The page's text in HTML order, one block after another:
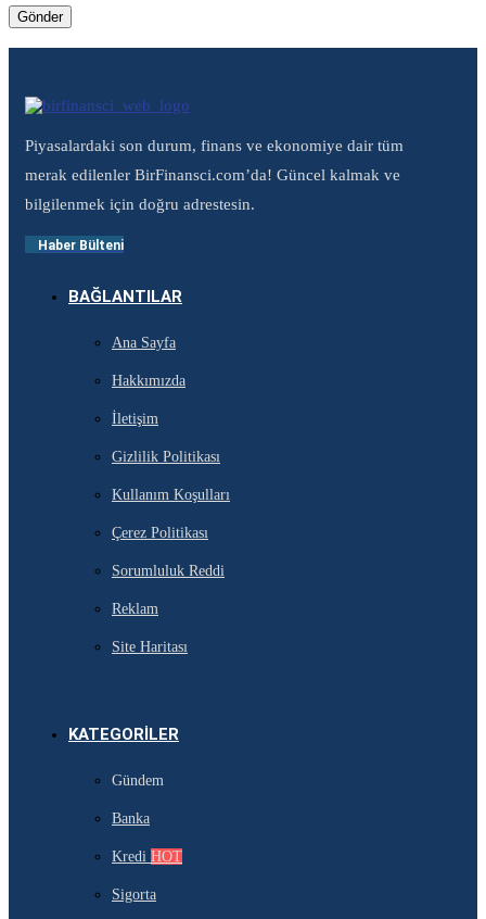
Piyasalardaki son durum, finans ve ekonomiye dair tüm
merak edilenler BirFinansci.com’da! Güncel kalmak ve
bilgilenmek için doğru adrestesin.
Haber Bülteni
BAĞLANTILAR
Ana Sayfa
Hakkımızda
İletişim
Gizlilik Politikası
Kullanım Koşulları
Çerez Politikası
Sorumluluk Reddi
Reklam
Site Haritası
KATEGORILER
Gündem
Banka
Kredi HOT
Sigorta